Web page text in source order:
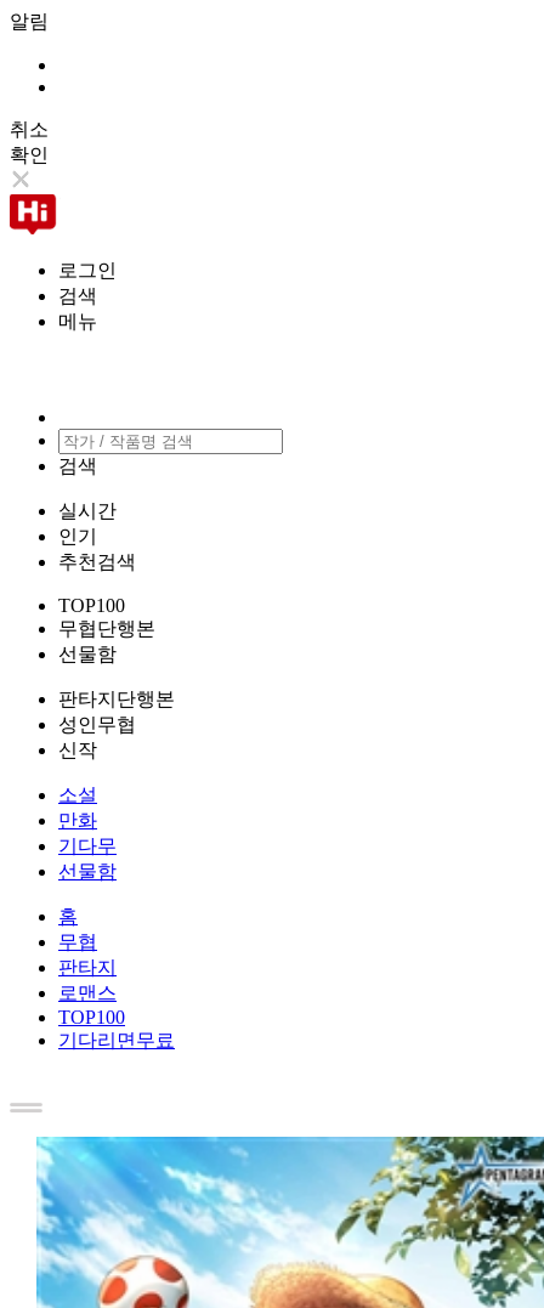
알림
취소
확인
로그인
검색
메뉴
검색
실시간
인기
추천검색
TOP100
무협단행본
선물함
판타지단행본
성인무협
신작
소설
만화
기다무
선물함
홈
무협
판타지
로맨스
TOP100
기다리면무료